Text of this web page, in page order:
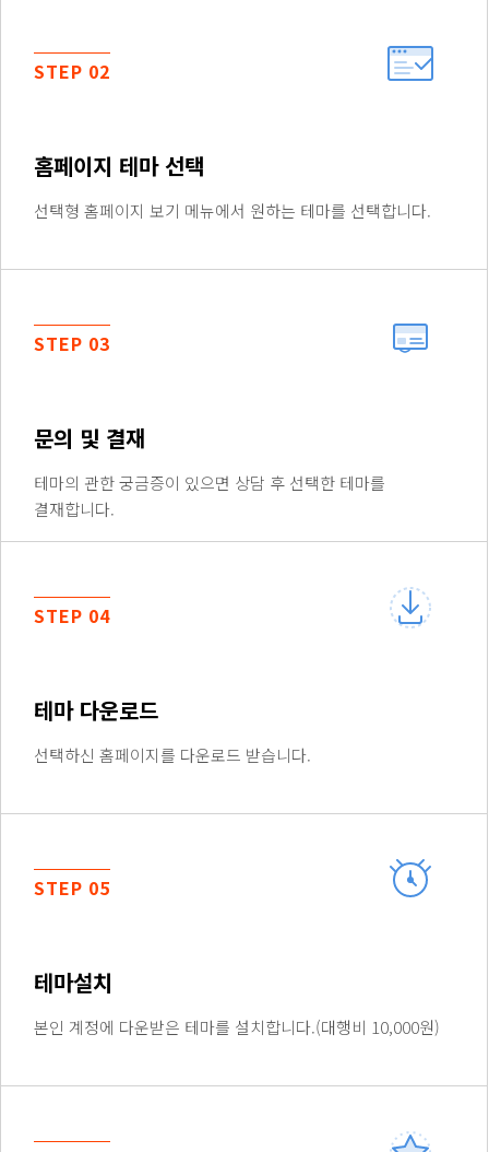
STEP 02
홈페이지 테마 선택
선택형 홈페이지 보기 메뉴에서 원하는 테마를 선택합니다.
STEP 03
문의 및 결재
테마의 관한 궁금증이 있으면 상담 후 선택한 테마를
결재합니다.
STEP 04
테마 다운로드
선택하신 홈페이지를 다운로드 받습니다.
STEP 05
테마설치
본인 계정에 다운받은 테마를 설치합니다.(대행비 10,000원)